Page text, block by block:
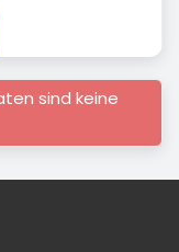
sind keine